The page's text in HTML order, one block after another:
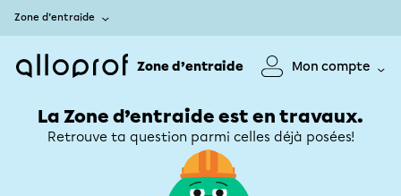
Zone d’entraide
Zone d’entraide Mon compte
La Zone d’entraide est en travaux.
Retrouve ta question parmi celles déjà posées!